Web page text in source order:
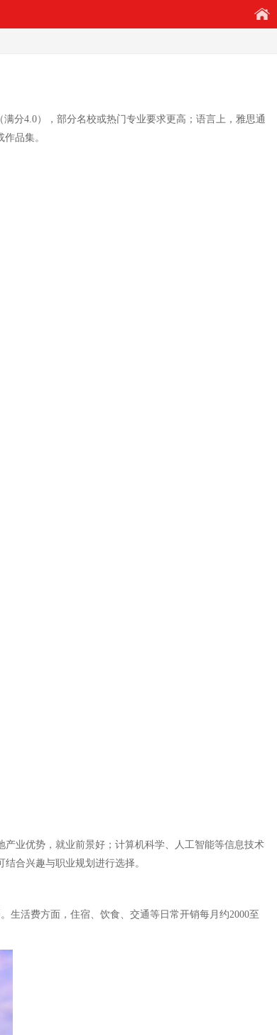
分4.0），部分名校或热门专业要求更高；语言上，雅思通
品集。
业优势，就业前景好；计算机科学、人工智能等信息技术
合兴趣与职业规划进行选择。
生活费方面，住宿、饮食、交通等日常开销每月约2000至